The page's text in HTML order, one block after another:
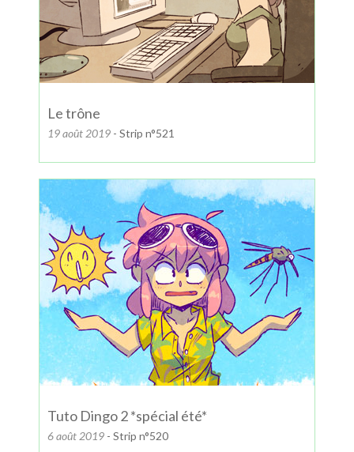
Le trône
19 août 2019 - Strip n°521
Tuto Dingo 2 *spécial été*
6 août 2019 - Strip n°520